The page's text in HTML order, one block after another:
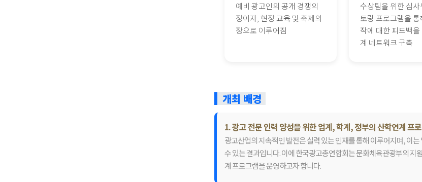
예비 광고인의 공개 경쟁의
장이자, 현장 교육 및 축제의
장으로 이루어짐
수상팀을 위한 심사
토링 프로그램을 통
작에 대한 피드백을
계 네트워크 구축
개최 배경
1. 광고 전문 인력 양성을 위한 업계, 학계, 정부의 산학연계 프
광고산업의 지속적인 발전은 실력 있는 인재를 통해 이루어지며, 이
수 있는 결과입니다. 이에 한국광고총연합회는 문화체육관광부의
계 프로그램을 운영하고자 합니다.